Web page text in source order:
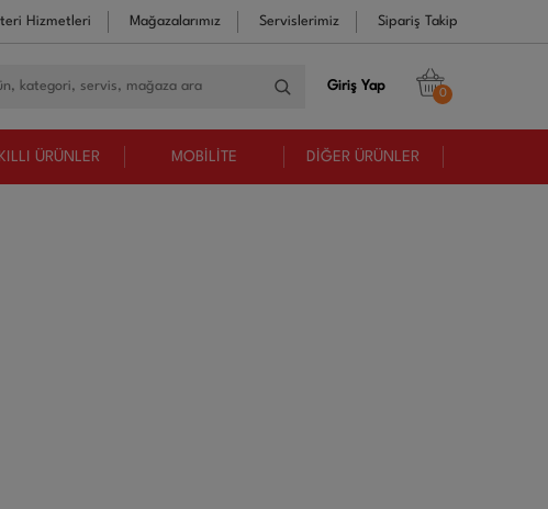
Hizmetleri Mağazalarımız Servislerimiz Sipariş Takip
Giriş Yap 0
ÜRÜNLER MOBİLİTE DİĞER ÜRÜNLER